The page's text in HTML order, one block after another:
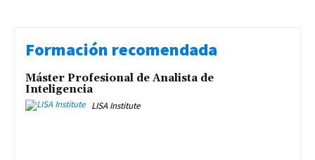
Formación recomendada
Máster Profesional de Analista de
Inteligencia
LISA Institute